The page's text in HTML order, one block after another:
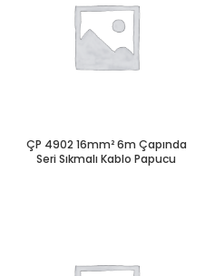
ÇP 4902 16mm² 6m Çapında
Seri Sıkmalı Kablo Papucu